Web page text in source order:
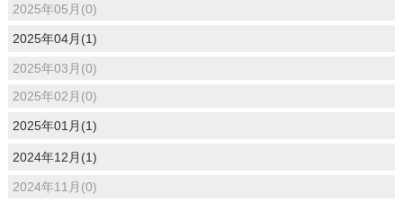
2025年05月(0)
2025年04月(1)
2025年03月(0)
2025年02月(0)
2025年01月(1)
2024年12月(1)
2024年11月(0)